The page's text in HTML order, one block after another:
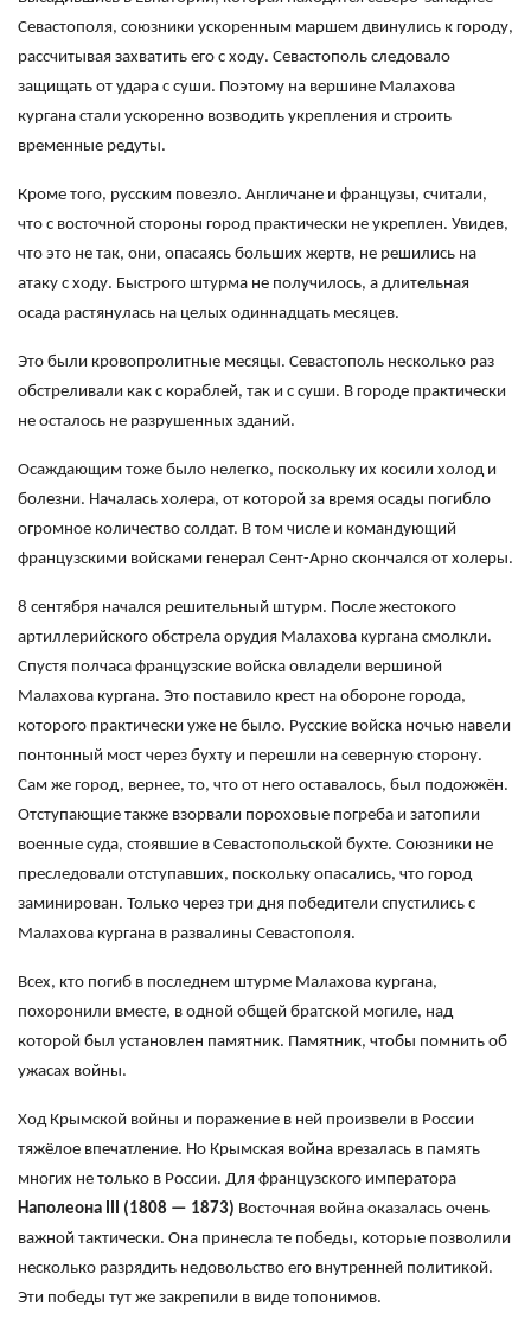
Севастополя, союзники ускоренным маршем двинулись к городу,
рассчитывая захватить его с ходу. Севастополь следовало
защищать от удара с суши. Поэтому на вершине Малахова
кургана стали ускоренно возводить укрепления и строить
временные редуты.
Кроме того, русским повезло. Англичане и французы, считали,
что с восточной стороны город практически не укреплен. Увидев,
что это не так, они, опасаясь больших жертв, не решились на
атаку с ходу. Быстрого штурма не получилось, а длительная
осада растянулась на целых одиннадцать месяцев.
Это были кровопролитные месяцы. Севастополь несколько раз
обстреливали как с кораблей, так и с суши. В городе практически
не осталось не разрушенных зданий.
Осаждающим тоже было нелегко, поскольку их косили холод и
болезни. Началась холера, от которой за время осады погибло
огромное количество солдат. В том числе и командующий
французскими войсками генерал Сент-Арно скончался от холеры.
8 сентября начался решительный штурм. После жестокого
артиллерийского обстрела орудия Малахова кургана смолкли.
Спустя полчаса французские войска овладели вершиной
Малахова кургана. Это поставило крест на обороне города,
которого практически уже не было. Русские войска ночью навели
понтонный мост через бухту и перешли на северную сторону.
Сам же город, вернее, то, что от него оставалось, был подожжён.
Отступающие также взорвали пороховые погреба и затопили
военные суда, стоявшие в Севастопольской бухте. Союзники не
преследовали отступавших, поскольку опасались, что город
заминирован. Только через три дня победители спустились с
Малахова кургана в развалины Севастополя.
Всех, кто погиб в последнем штурме Малахова кургана,
похоронили вместе, в одной общей братской могиле, над
которой был установлен памятник. Памятник, чтобы помнить об
ужасах войны.
Ход Крымской войны и поражение в ней произвели в России
тяжёлое впечатление. Но Крымская война врезалась в память
многих не только в России. Для французского императора
Наполеона
(1808 — 1873) Восточная война оказалась очень
важной тактически. Она принесла те победы, которые позволили
несколько разрядить недовольство его внутренней политикой.
Эти победы тут же закрепили в виде топонимов.